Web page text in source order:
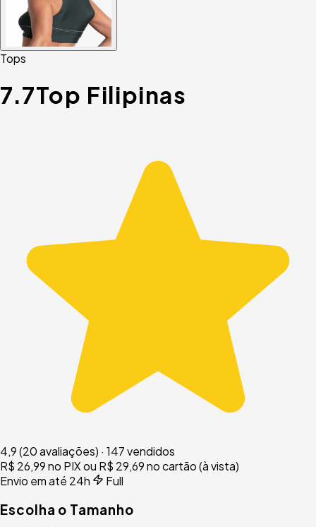
Tops
7.7Top Filipinas
4,9(20 avaliações) · 147 vendidos
R$ 26,99no PIXou R$ 29,69 no cartão (à vista)
Envio em até 24h
Full
Escolha o Tamanho